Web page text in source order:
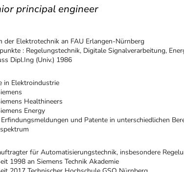
principal engineer
der Elektrotechnik an FAU Erlangen-Nürnberg
: Regelungstechnik, Digitale Signalverarbeitung,
Dipl.Ing (Univ.) 1986
in Elektroindustrie
Healthineers
Energy
Erfindungsmeldungen und Patente in unterschiedlichen
für Automatisierungstechnik, insbesondere
1998 an Siemens Technik Akademie